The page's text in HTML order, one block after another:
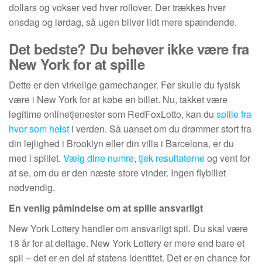
dollars og vokser ved hver rollover. Der trækkes hver
onsdag og lørdag, så ugen bliver lidt mere spændende.
Det bedste? Du behøver ikke være fra
New York for at spille
Dette er den virkelige gamechanger. Før skulle du fysisk
være i New York for at købe en billet. Nu, takket være
legitime onlinetjenester som RedFoxLotto, kan du spille fra
hvor som helst i verden. Så uanset om du drømmer stort fra
din lejlighed i Brooklyn eller din villa i Barcelona, er du
med i spillet. Vælg dine numre, tjek resultaterneog vent for
at se, om du er den næste store vinder. Ingen flybillet
nødvendig.
En venlig påmindelse om at spille ansvarligt
New York Lottery handler om ansvarligt spil. Du skal være
18 år for at deltage. New York Lottery er mere end bare et
spil – det er en del af statens identitet. Det er en chance for